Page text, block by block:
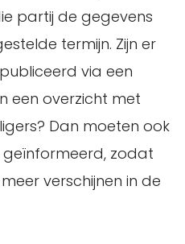
partij de gegevens
termijn. Zijn er
via een
een overzicht met
Dan moeten ook
zodat
verschijnen in de